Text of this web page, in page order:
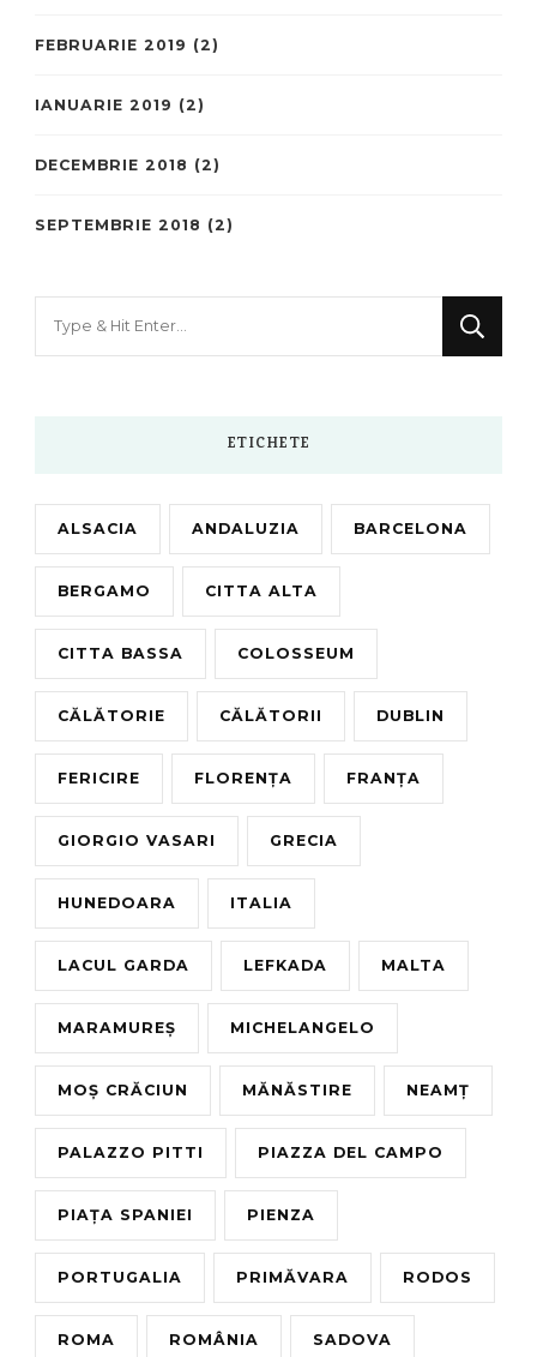
FEBRUARIE 2019 (2)
IANUARIE 2019 (2)
DECEMBRIE 2018 (2)
SEPTEMBRIE 2018 (2)
ETICHETE
ALSACIA ANDALUZIA BARCELONA
BERGAMO CITTA ALTA
CITTA BASSA COLOSSEUM
CĂLĂTORIE CĂLĂTORII DUBLIN
FERICIRE FLORENȚA FRANȚA
GIORGIO VASARI GRECIA
HUNEDOARA ITALIA
LACUL GARDA LEFKADA MALTA
MARAMUREȘ MICHELANGELO
MOȘ CRĂCIUN MĂNĂSTIRE NEAMȚ
PALAZZO PITTI PIAZZA DEL CAMPO
PIAȚA SPANIEI PIENZA
PORTUGALIA PRIMĂVARA RODOS
ROMA ROMÂNIA SADOVA